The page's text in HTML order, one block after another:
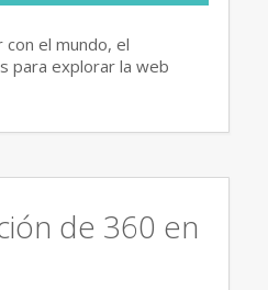
el mundo, el
para explorar la web
de 360 en